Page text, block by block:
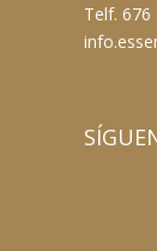
Telf. 676